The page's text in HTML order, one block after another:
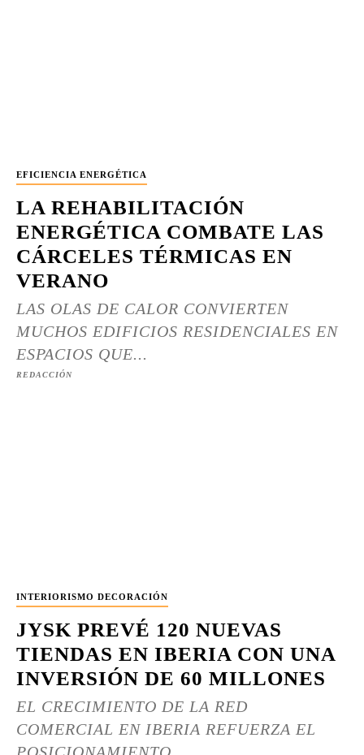
EFICIENCIA ENERGÉTICA
LA REHABILITACIÓN
ENERGÉTICA COMBATE LAS
CÁRCELES TÉRMICAS EN
VERANO
LAS OLAS DE CALOR CONVIERTEN
MUCHOS EDIFICIOS RESIDENCIALES EN
ESPACIOS QUE...
REDACCIÓN
INTERIORISMO DECORACIÓN
JYSK PREVÉ 120 NUEVAS
TIENDAS EN IBERIA CON UNA
INVERSIÓN DE 60 MILLONES
EL CRECIMIENTO DE LA RED
COMERCIAL EN IBERIA REFUERZA EL